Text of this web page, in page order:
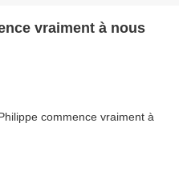
vraiment à nous